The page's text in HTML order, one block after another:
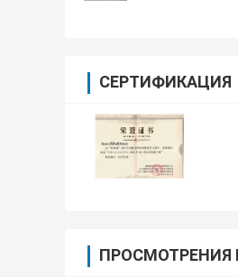
СЕРТИФИКАЦИЯ
ПРОСМОТРЕНИЯ